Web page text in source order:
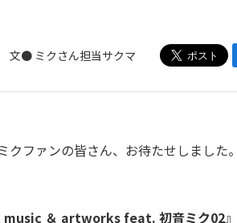
文● ミクさん担当サクマ
クファンの皆さん、お待たせしました
music ＆ artworks feat. 初音ミク02